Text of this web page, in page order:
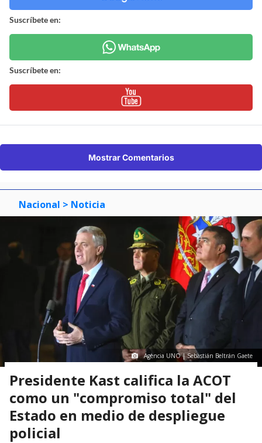
Suscríbete en:
Suscríbete en:
Mostrar Comentarios
Nacional > Noticia
Agencia UNO | Sebastián Beltrán Gaete
Presidente Kast califica la ACOT
como un "compromiso total" del
Estado en medio de despliegue
policial